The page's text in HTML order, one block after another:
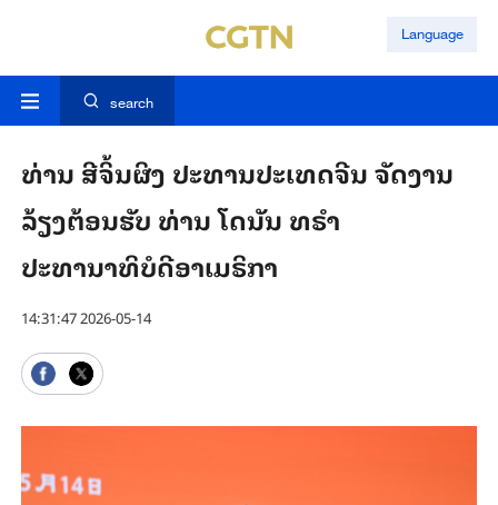
Language
search
ທ່ານ ສີຈິ້ນຜິງ ປະທານປະເທດຈີນ ຈັດງານ
ລ້ຽງຕ້ອນຮັບ ທ່ານ ໂດນັນ ທຣຳ
ປະທານາທິບໍດີອາເມຣິກາ
14:31:47 2026-05-14